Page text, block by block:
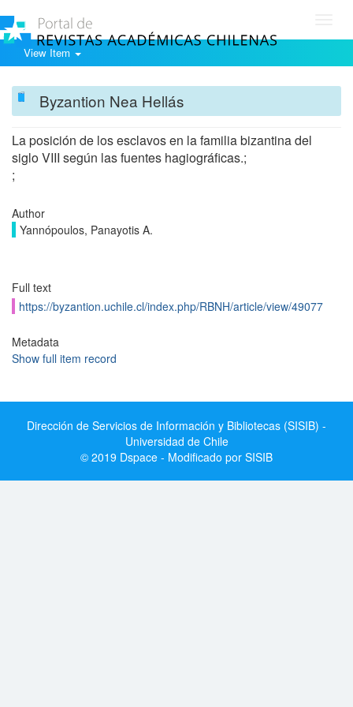
View Item
Byzantion Nea Hellás
La posición de los esclavos en la familia bizantina del
siglo VIII según las fuentes hagiográficas.;
;
Author
Yannópoulos, Panayotis A.
Full text
https://byzantion.uchile.cl/index.php/RBNH/article/view/49077
Metadata
Show full item record
Dirección de Servicios de Información y Bibliotecas (SISIB) -
Universidad de Chile
© 2019 Dspace - Modificado por SISIB